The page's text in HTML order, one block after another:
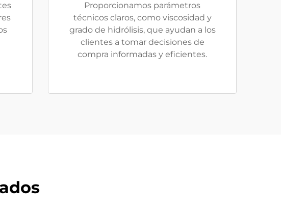
Proporcionamos parámetros
técnicos claros, como viscosidad y
grado de hidrólisis, que ayudan a los
clientes a tomar decisiones de
compra informadas y eficientes.